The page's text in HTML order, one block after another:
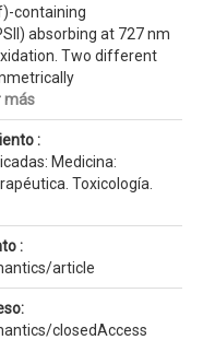
containing
absorbing at 727 nm
Two different
más
:
Medicina:
Toxicología.
:
article
closedAccess